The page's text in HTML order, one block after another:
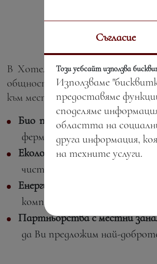
В Хотел Свети Георги
общността. Нашата визия за
към местните традиции:
Био продукти от региона
:
фермери, за да подкрепим
Екологични практики: От
чисто бъдеще;
Енергийна ефективност
:
компрометираме Вашия
Партньорства с местни
да Ви предложим най-
Съгласие
Този уебсайт използва
Използваме
предоставяме
споделяме
областта на
друга информация,
на техните услуги.